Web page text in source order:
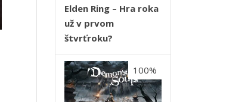
Elden Ring – Hra roka
už v prvom
štvrťroku?
100%